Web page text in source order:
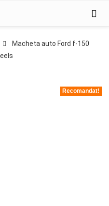
Macheta auto Ford f-150
Recomandat!